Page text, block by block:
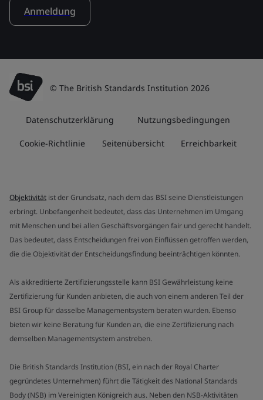
Anmeldung
© The British Standards Institution 2026
Datenschutzerklärung Nutzungsbedingungen
Cookie-Richtlinie Seitenübersicht Erreichbarkeit
Objektivität ist der Grundsatz, nach dem das BSI seine Dienstleistungen
erbringt. Unbefangenheit bedeutet, dass das Unternehmen im Umgang
mit Menschen und bei allen Geschäftsvorgängen fair und gerecht handelt.
Das bedeutet, dass Entscheidungen frei von Einflüssen getroffen werden,
die die Objektivität der Entscheidungsfindung beeinträchtigen könnten.
Als akkreditierte Zertifizierungsstelle kann BSI Gewährleistung keine
Zertifizierung für Kunden anbieten, die auch von einem anderen Teil der
BSI Group für dasselbe Managementsystem beraten wurden. Ebenso
bieten wir keine Beratung für Kunden an, die eine Zertifizierung nach
demselben Managementsystem anstreben.
Die British Standards Institution (BSI, ein nach der Royal Charter
gegründetes Unternehmen) führt die Tätigkeit des National Standards
Body (NSB) im Vereinigten Königreich aus. Neben den NSB-Aktivitäten